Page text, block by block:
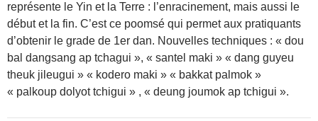
représente le Yin et la Terre : l’enracinement, mais aussi le
début et la fin. C’est ce poomsé qui permet aux pratiquants
d’obtenir le grade de 1er dan. Nouvelles techniques : « dou
bal dangsang ap tchagui », « santel maki » « dang guyeu
theuk jileugui » « kodero maki » « bakkat palmok »
« palkoup dolyot tchigui » , « deung joumok ap tchigui ».